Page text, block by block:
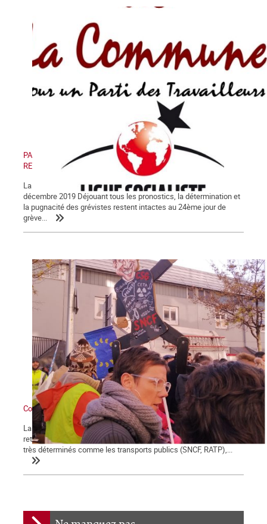
PAS DE RETRAIT, PAS DE TRÊVE ! PAS DE RETRAIT, PAS DE
RENTRÉE !
La Lettre de La Commune, nouvelle série, n° 123 - Samedi 28
décembre 2019 Déjouant tous les pronostics, la détermination et
la pugnacité des grévistes restent intactes au 24ème jour de
grève...
Contre Macron et sa réforme des retraites : grève générale !
La démonstration de force des salariés contre la réforme des
retraites engagée le 5 décembre se poursuit et certains secteurs
très déterminés comme les transports publics (SNCF, RATP),...